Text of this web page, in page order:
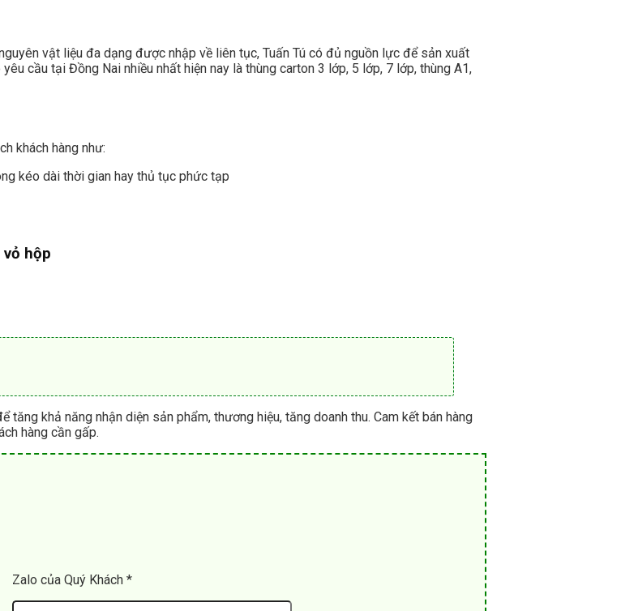
vật liệu đa dạng được nhập về liên tục, Tuấn Tú có đủ nguồn lực để sản xuất
cầu tại Đồng Nai nhiều nhất hiện nay là thùng carton 3 lớp, 5 lớp, 7 lớp, thùng A1,
khách hàng như:
kéo dài thời gian hay thủ tục phức tạp
hộp
khả năng nhận diện sản phẩm, thương hiệu, tăng doanh thu. Cam kết bán hàng
hàng cần gấp.
Zalo của Quý Khách *